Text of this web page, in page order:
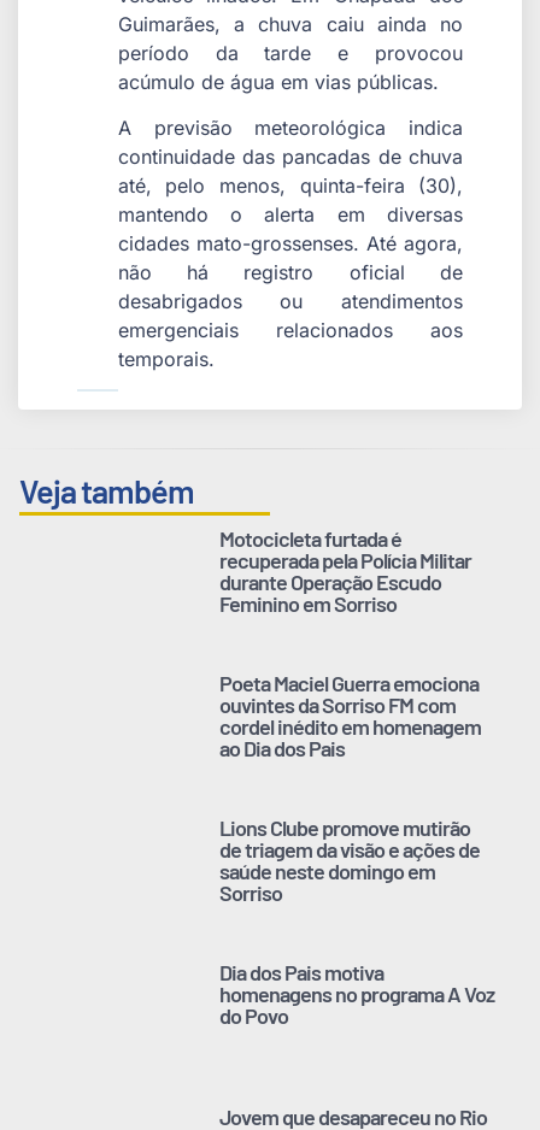
Guimarães, a chuva caiu ainda no
período da tarde e provocou
acúmulo de água em vias públicas.
A previsão meteorológica indica
continuidade das pancadas de chuva
até, pelo menos, quinta-feira (30),
mantendo o alerta em diversas
cidades mato-grossenses. Até agora,
não há registro oficial de
desabrigados ou atendimentos
emergenciais relacionados aos
temporais.
Veja também
Motocicleta furtada é
recuperada pela Polícia Militar
durante Operação Escudo
Feminino em Sorriso
Poeta Maciel Guerra emociona
ouvintes da Sorriso FM com
cordel inédito em homenagem
ao Dia dos Pais
Lions Clube promove mutirão
de triagem da visão e ações de
saúde neste domingo em
Sorriso
Dia dos Pais motiva
homenagens no programa A Voz
do Povo
Jovem que desapareceu no Rio